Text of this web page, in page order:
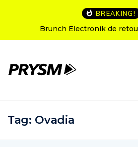
BREAKING!
Electronik de retour à Bordeaux
Tag: Ovadia